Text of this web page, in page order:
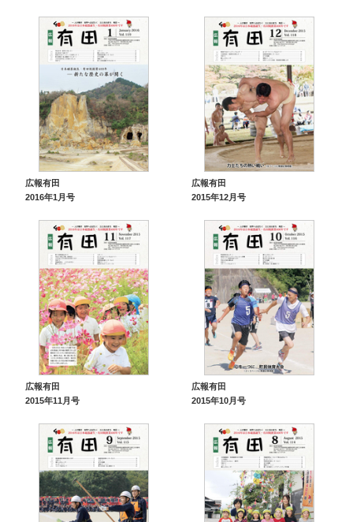
広報有田
2016年1月号
広報有田
2015年12月号
広報有田
2015年11月号
広報有田
2015年10月号